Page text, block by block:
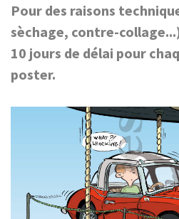
Pour des raisons
sèchage, contre-
10 jours de délai pour
poster.